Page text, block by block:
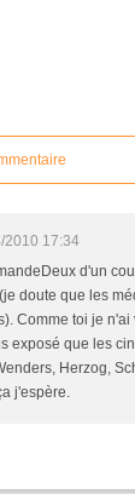
2010 17:34
d'un
doute que les
Comme toi je n'ai
exposé que les
Herzog,
j'espère.